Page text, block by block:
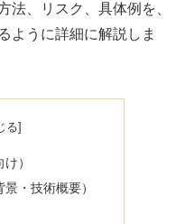
法、リスク、具体例を、
ように詳細に解説しま
）
・技術概要）